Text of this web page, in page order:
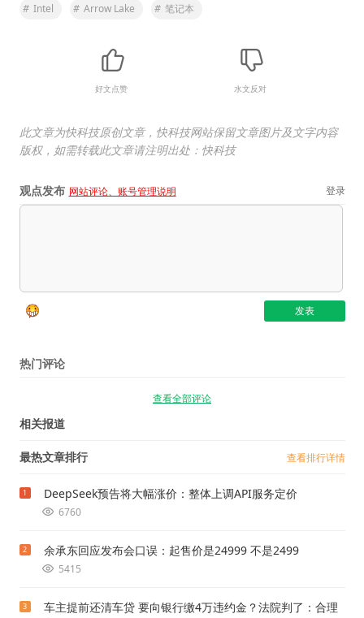
# Intel # Arrow Lake # 笔记本
好文点赞 水文反对
此文章为快科技原创文章，快科技网站保留文章图片及文字内容
版权，如需转载此文章请注明出处：快科技
观点发布 网站评论、账号管理说明 登录
热门评论
查看全部评论
相关报道
最热文章排行 查看排行详情
1 DeepSeek预告将大幅涨价：整体上调API服务定价
6760
2 余承东回应发布会口误：起售价是24999 不是2499
5415
3 车主提前还清车贷 要向银行缴4万违约金？法院判了：合理